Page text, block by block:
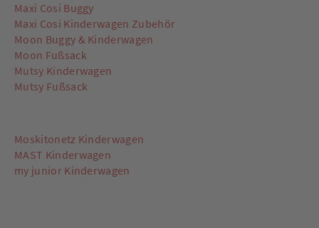
Maxi Cosi Buggy
Maxi Cosi Kinderwagen Zubehör
Moon Buggy & Kinderwagen
Moon Fußsack
Mutsy Kinderwagen
Mutsy Fußsack
Moskitonetz Kinderwagen
MAST Kinderwagen
my junior Kinderwagen